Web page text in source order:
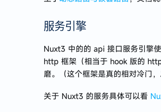
服务引擎
Nuxt3 中的的 api 接口服务引擎
http 框架（相当于 hook 版的
磨。（这个框架是真的相对冷门，
关于 Nuxt3 的服务具体可以看